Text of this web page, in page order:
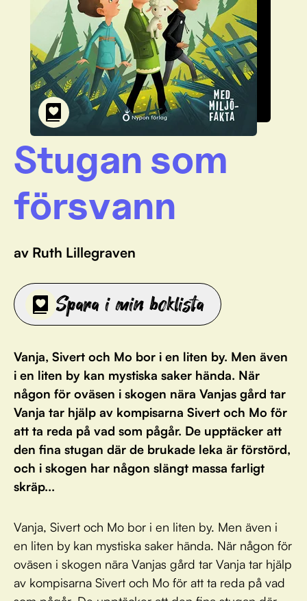
Stugan som
försvann
av Ruth Lillegraven
Spara i min boklista
Vanja, Sivert och Mo bor i en liten by. Men även
i en liten by kan mystiska saker hända. När
någon för oväsen i skogen nära Vanjas gård tar
Vanja tar hjälp av kompisarna Sivert och Mo för
att ta reda på vad som pågår. De upptäcker att
den fina stugan där de brukade leka är förstörd,
och i skogen har någon slängt massa farligt
skräp...
Vanja, Sivert och Mo bor i en liten by. Men även i
en liten by kan mystiska saker hända. När någon för
oväsen i skogen nära Vanjas gård tar Vanja tar hjälp
av kompisarna Sivert och Mo för att ta reda på vad